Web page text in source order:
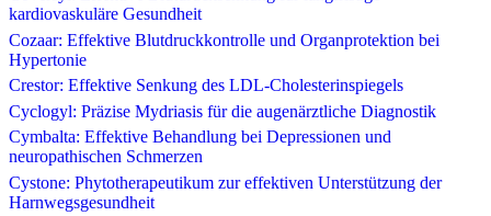
kardiovaskuläre Gesundheit
Cozaar: Effektive Blutdruckkontrolle und Organprotektion bei
Hypertonie
Crestor: Effektive Senkung des LDL-Cholesterinspiegels
Cyclogyl: Präzise Mydriasis für die augenärztliche Diagnostik
Cymbalta: Effektive Behandlung bei Depressionen und
neuropathischen Schmerzen
Cystone: Phytotherapeutikum zur effektiven Unterstützung der
Harnwegsgesundheit